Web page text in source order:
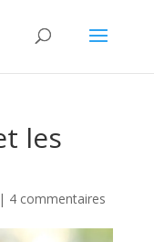
les
| 4 commentaires